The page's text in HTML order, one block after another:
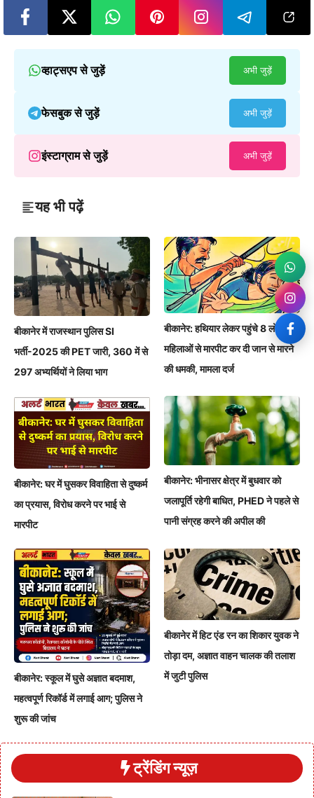
व्हाट्सएप से जुड़ें अभी जुड़ें
फेसबुक से जुड़ें अभी जुड़ें
इंस्टाग्राम से जुड़ें अभी जुड़ें
यह भी पढ़ें
बीकानेर में राजस्थान पुलिस SI
भर्ती-2025 की PET जारी, 360 में से
297 अभ्यर्थियों ने लिया भाग
बीकानेर: हथियार लेकर पहुंचे 8 लोग,
महिलाओं से मारपीट कर दी जान से मारने
की धमकी, मामला दर्ज
बीकानेर: घर में घुसकर विवाहिता से दुष्कर्म
का प्रयास, विरोध करने पर भाई से
मारपीट
बीकानेर: भीनासर क्षेत्र में बुधवार को
जलापूर्ति रहेगी बाधित, PHED ने पहले से
पानी संग्रह करने की अपील की
बीकानेर: स्कूल में घुसे अज्ञात बदमाश,
महत्वपूर्ण रिकॉर्ड में लगाई आग; पुलिस ने
शुरू की जांच
बीकानेर में हिट एंड रन का शिकार युवक ने
तोड़ा दम, अज्ञात वाहन चालक की तलाश
में जुटी पुलिस
ट्रेंडिंग न्यूज़